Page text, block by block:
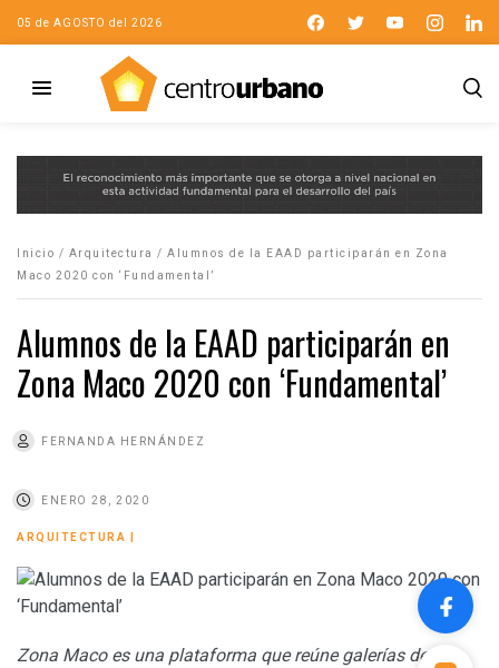
05 de AGOSTO del 2026
Inicio / Arquitectura / Alumnos de la EAAD participarán en Zona
Maco 2020 con ‘Fundamental’
Alumnos de la EAAD participarán en
Zona Maco 2020 con ‘Fundamental’
FERNANDA HERNÁNDEZ
ENERO 28, 2020
ARQUITECTURA
Zona Maco es una plataforma que reúne galerías de arte